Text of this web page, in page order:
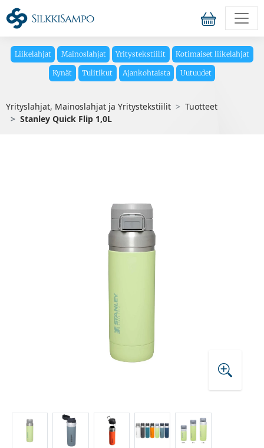
Liikelahjat Mainoslahjat Yritystekstiilit Kotimaiset liikelahjat
Kynät Tulitikut Ajankohtaista Uutuudet
Yrityslahjat, Mainoslahjat ja Yritystekstiilit
Tuotteet
Stanley Quick Flip 1,0L